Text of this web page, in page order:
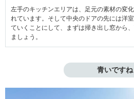
左手のキッチンエリアは、足元の素材の変
れています。そして中央のドアの先には洋
ていくことにして、まずは掃き出し窓から
ましょう。
青いですね